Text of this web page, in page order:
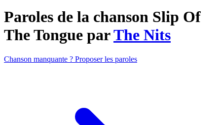
Paroles de la chanson Slip Of
The Tongue parThe Nits
Chanson manquante ? Proposer les paroles